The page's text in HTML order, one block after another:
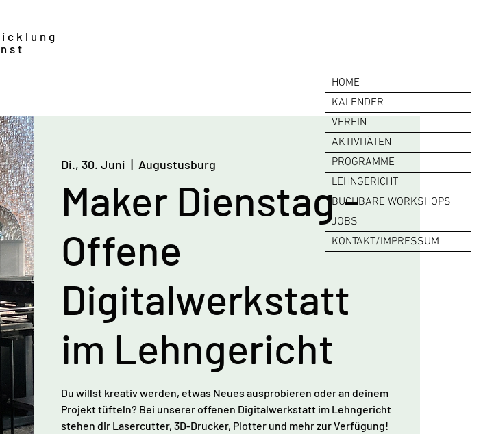
HOME
KALENDER
VEREIN
AKTIVITÄTEN
PROGRAMME
LEHNGERICHT
BUCHBARE WORKSHOPS
JOBS
KONTAKT/IMPRESSUM
Di., 30. Juni
  |
Augustusburg
Maker Dienstag -
Offene
Digitalwerkstatt
im Lehngericht
Du willst kreativ werden, etwas Neues ausprobieren oder an deinem
Projekt tüfteln? Bei unserer offenen Digitalwerkstatt im Lehngericht
stehen dir Lasercutter, 3D-Drucker, Plotter und mehr zur Verfügung!